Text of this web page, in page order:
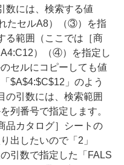
数には、検索する値
たセルA8）（③）を指
る範囲（ここでは［商
）（④）を指定し
セルにコピーしても値
$A$4:$C$12」のよう
の引数には、検索範囲
列番号で指定します。
品カタログ］シートの
出したいので「2」
引数で指定した「FALS